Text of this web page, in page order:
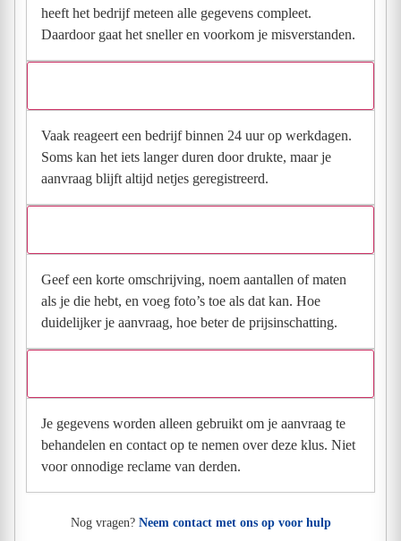
heeft het bedrijf meteen alle gegevens compleet.
Daardoor gaat het sneller en voorkom je misverstanden.
Vaak reageert een bedrijf binnen 24 uur op werkdagen.
Soms kan het iets langer duren door drukte, maar je
aanvraag blijft altijd netjes geregistreerd.
Geef een korte omschrijving, noem aantallen of maten
als je die hebt, en voeg foto’s toe als dat kan. Hoe
duidelijker je aanvraag, hoe beter de prijsinschatting.
Je gegevens worden alleen gebruikt om je aanvraag te
behandelen en contact op te nemen over deze klus. Niet
voor onnodige reclame van derden.
Nog vragen? Neem contact met ons op voor hulp